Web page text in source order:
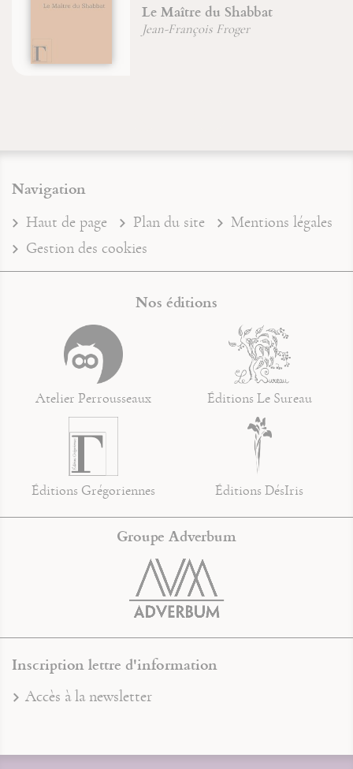
Le Maître du Shabbat
Jean-François Froger
Navigation
Haut de page Plan du site
Mentions légales
Gestion des cookies
Nos éditions
Atelier Perrousseaux Éditions Le Sureau
Éditions Grégoriennes Éditions DésIris
Groupe Adverbum
Inscription lettre d'information
Accès à la newsletter